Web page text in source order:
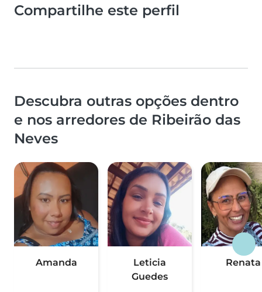
Compartilhe este perfil
Descubra outras opções dentro
e nos arredores de Ribeirão das
Neves
Amanda
Leticia
Guedes
Renata